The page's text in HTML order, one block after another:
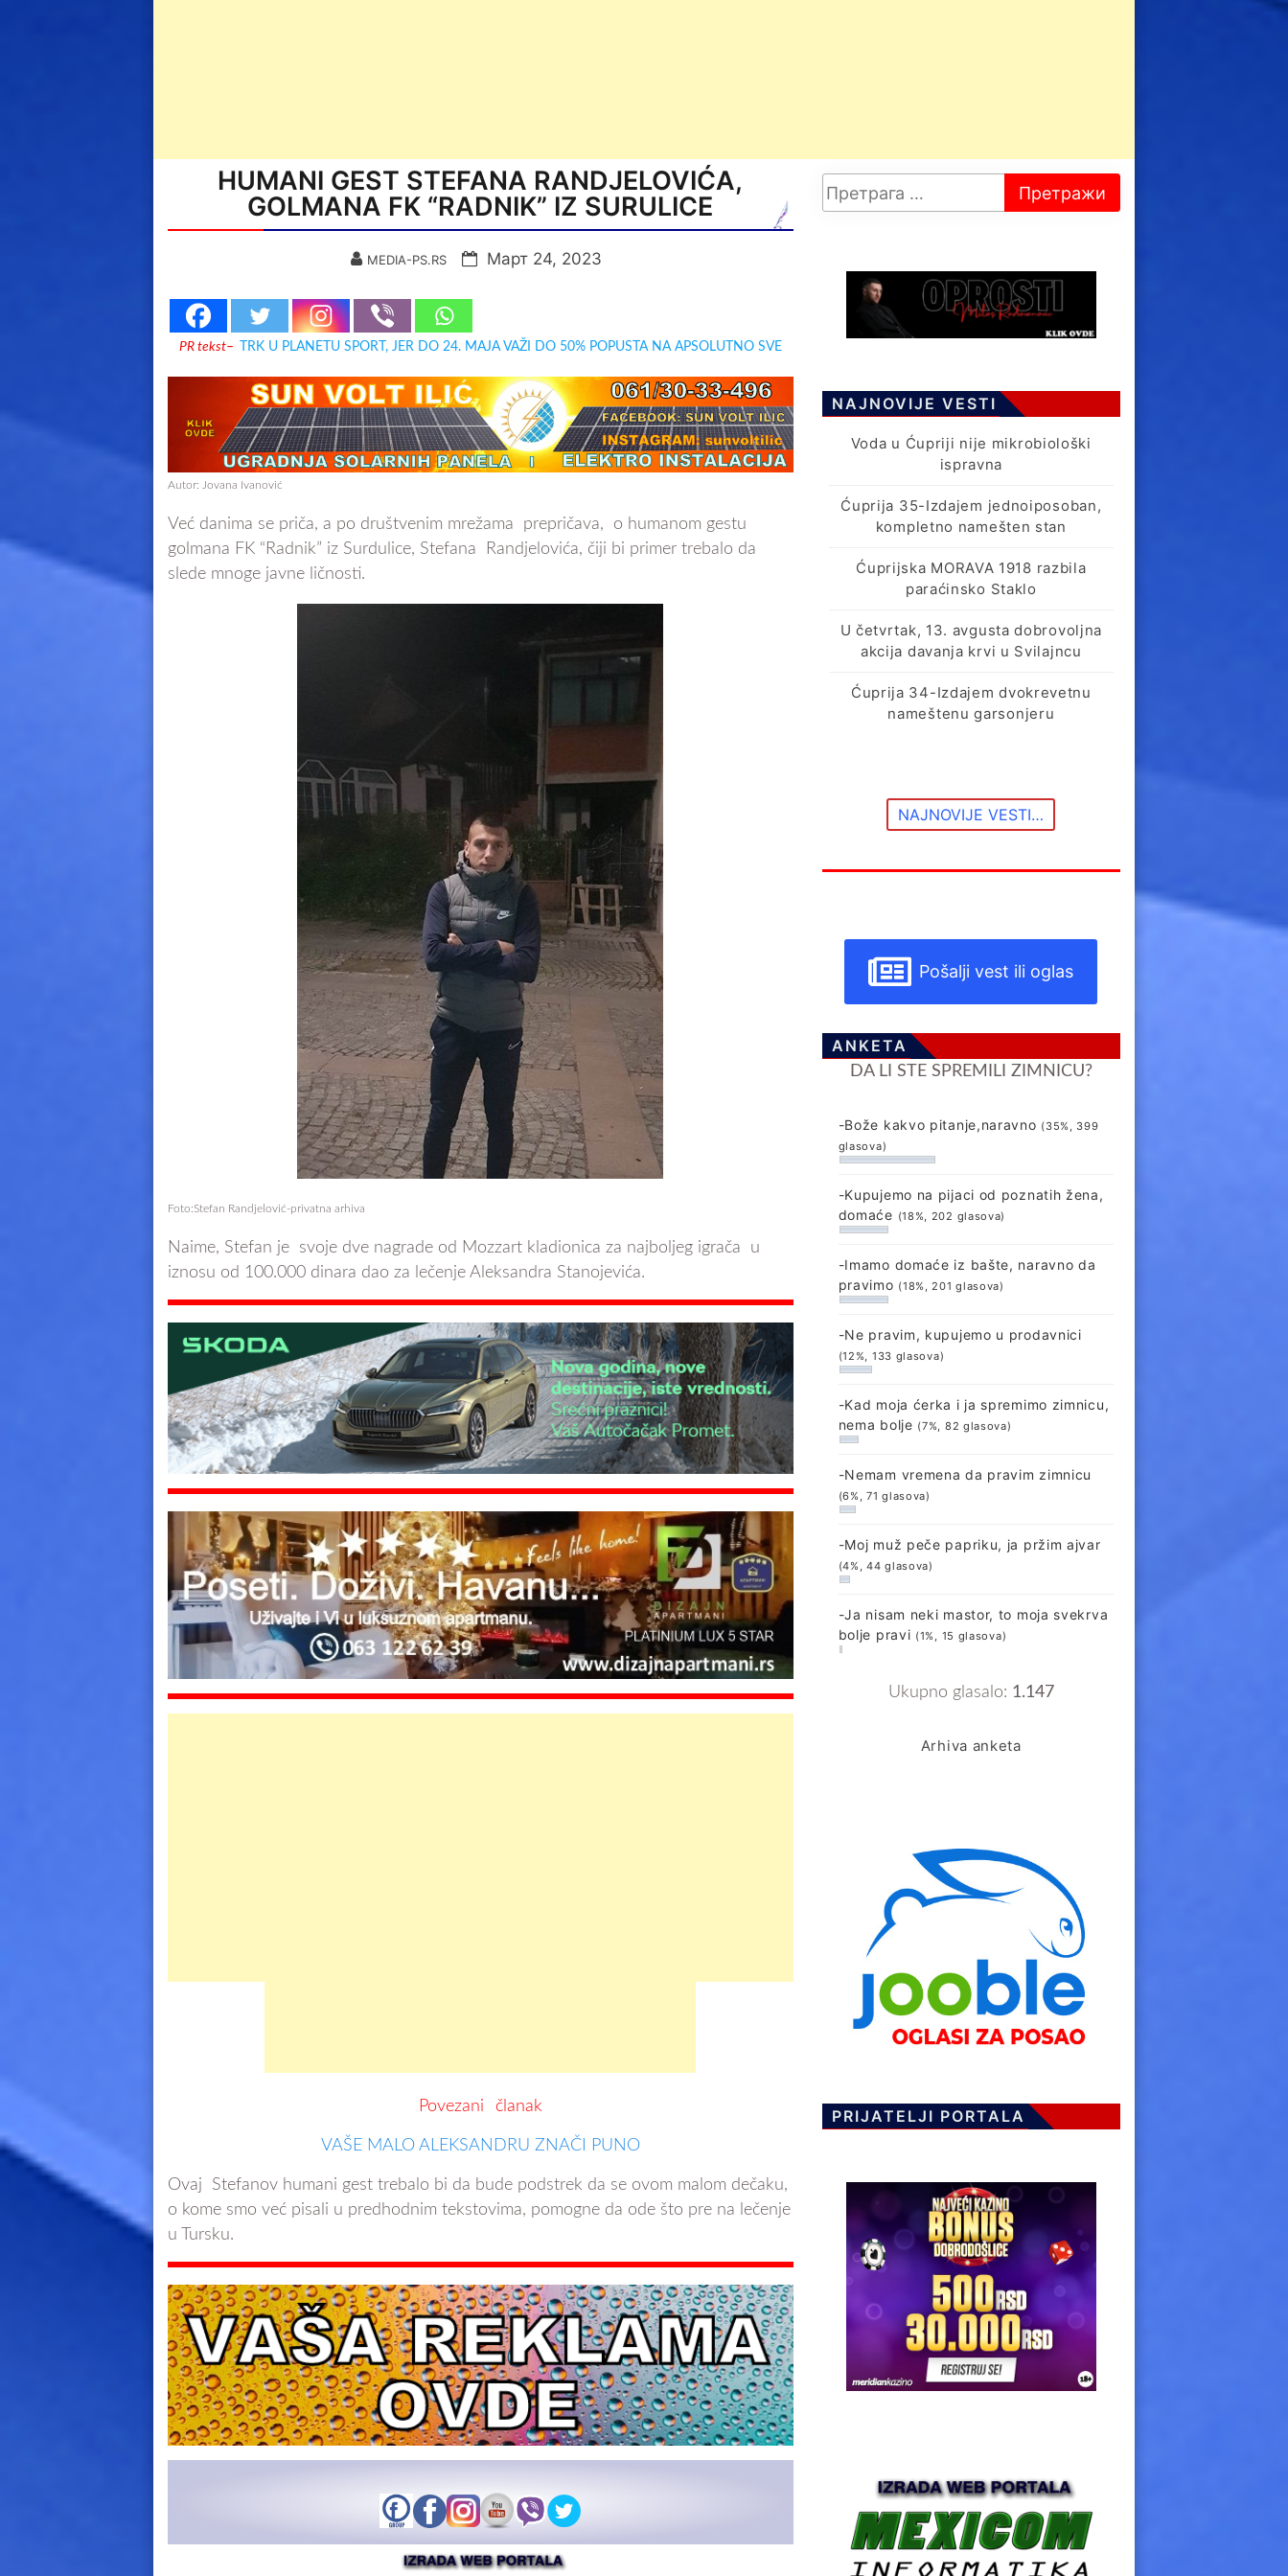
HUMANI GEST STEFANA RANDJELOVIĆA,
GOLMANA FK “RADNIK” IZ SURULICE
MEDIA-PS.RS Март 24, 2023
PR tekst– TRK U PLANETU SPORT, JER DO 24. MAJA VAŽI DO 50% POPUSTA NA APSOLUTNO SVE
Autor: Jovana Ivanović
Već danima se priča, a po društvenim mrežama prepričava, o humanom gestu
golmana FK “Radnik” iz Surdulice, Stefana Randjelovića, čiji bi primer trebalo da
slede mnoge javne ličnosti.
Foto:Stefan Randjelović-privatna arhiva
Naime, Stefan je svoje dve nagrade od Mozzart kladionica za najboljeg igrača u
iznosu od 100.000 dinara dao za lečenje Aleksandra Stanojevića.
Povezani članak
VAŠE MALO ALEKSANDRU ZNAČI PUNO
Ovaj Stefanov humani gest trebalo bi da bude podstrek da se ovom malom dečaku,
o kome smo već pisali u predhodnim tekstovima, pomogne da ode što pre na lečenje
u Tursku.
NAJNOVIJE VESTI
Voda u Ćupriji nije mikrobiološki
ispravna
Ćuprija 35-Izdajem jednoiposoban,
kompletno namešten stan
Ćuprijska MORAVA 1918 razbila
paraćinsko Staklo
U četvrtak, 13. avgusta dobrovoljna
akcija davanja krvi u Svilajncu
Ćuprija 34-Izdajem dvokrevetnu
nameštenu garsonjeru
NAJNOVIJE VESTI…
Pošalji vest ili oglas
ANKETA
DA LI STE SPREMILI ZIMNICU?
-Bože kakvo pitanje,naravno (35%, 399
glasova)
-Kupujemo na pijaci od poznatih žena,
domaće (18%, 202 glasova)
-Imamo domaće iz bašte, naravno da
pravimo (18%, 201 glasova)
-Ne pravim, kupujemo u prodavnici
(12%, 133 glasova)
-Kad moja ćerka i ja spremimo zimnicu,
nema bolje (7%, 82 glasova)
-Nemam vremena da pravim zimnicu
(6%, 71 glasova)
-Moj muž peče papriku, ja pržim ajvar
(4%, 44 glasova)
-Ja nisam neki mastor, to moja svekrva
bolje pravi (1%, 15 glasova)
Ukupno glasalo: 1.147
Arhiva anketa
PRIJATELJI PORTALA